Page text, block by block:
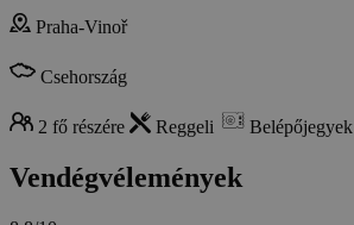
Praha-Vinoř
Csehország
2 fő részére Reggeli Belépőjegyek
Vendégvélemények